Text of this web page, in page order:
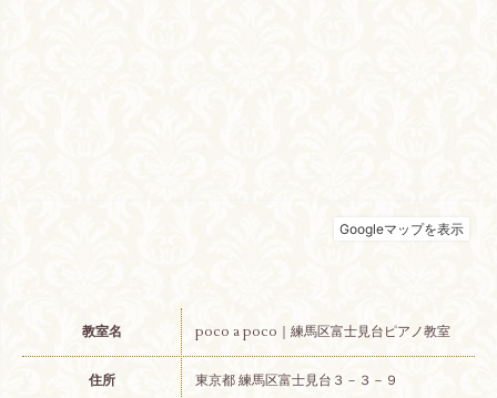
教室名 poco a poco｜練馬区富士見台ピアノ教室
住所 東京都 練馬区富士見台３－３－９